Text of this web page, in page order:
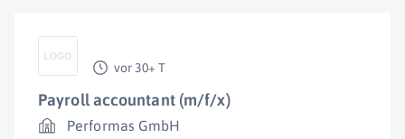
vor 30+ T
Payroll accountant (m/f/x)
Performas GmbH